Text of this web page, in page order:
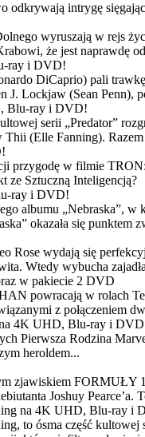
odkrywają intrygę
wyruszają w rejs
że jest naprawdę
ray i DVD!
DiCaprio) pali
J. Lockjaw (Sean
Blu-ray i DVD!
serii „Predator”
(Elle Fanning).
przygodę w filmie
ze Sztuczną Inteligencją?
ray i DVD!
albumu „Nebraska”,
okazała się
Rose wydają się
Wtedy wybucha
w pakiecie 2 DVD
powracają w rolach
z połączeniem
na 4K UHD, Blu-ray i
Pierwsza Rodzina
heroldem...
zjawiskiem FORMUŁY
Joshuy Pearce’a.
na 4K UHD, Blu-ray i
to ósma część